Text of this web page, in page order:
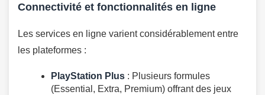
Connectivité et fonctionnalités en ligne
Les services en ligne varient considérablement entre
les plateformes :
PlayStation Plus : Plusieurs formules
(Essential, Extra, Premium) offrant des jeux